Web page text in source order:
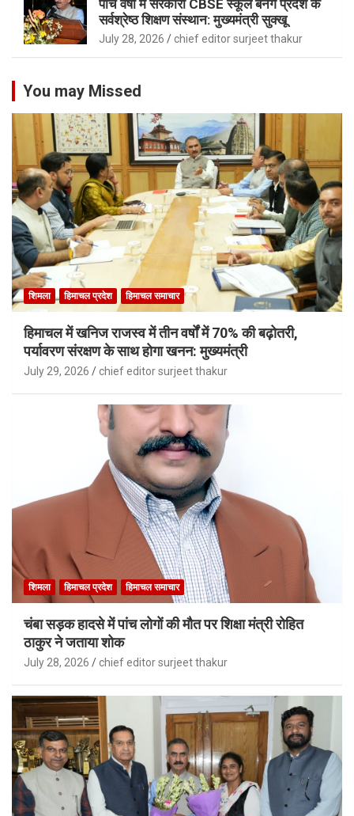
पांच वर्षों में सरकारी CBSE स्कूल बनेंगे प्रदेश के
सर्वश्रेष्ठ शिक्षण संस्थान: मुख्यमंत्री सुक्खू
July 28, 2026 chief editor surjeet thakur
You may Missed
शिमला हिमाचल प्रदेश हिमाचल समाचार
हिमाचल में खनिज राजस्व में तीन वर्षों में 70% की बढ़ोतरी,
पर्यावरण संरक्षण के साथ होगा खनन: मुख्यमंत्री
July 29, 2026 chief editor surjeet thakur
शिमला हिमाचल प्रदेश हिमाचल समाचार
चंबा सड़क हादसे में पांच लोगों की मौत पर शिक्षा मंत्री रोहित
ठाकुर ने जताया शोक
July 28, 2026 chief editor surjeet thakur